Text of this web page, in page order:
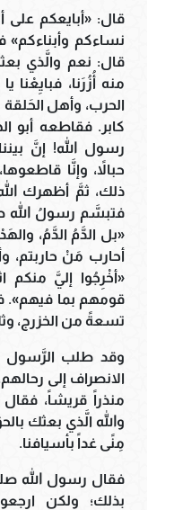
قال: «أبايعكم
نساءكم وأبناءكم»
قال: نعم والَّذي
منه أُزُرَنا،
الحرب، وأهل الحَلقة
كابر. فقاطعه أبو
رسول الله! إنَّ
حبالاً، وإنَّا
ذلك، ثمَّ أظهرك
فتبسَّم رسولُ الله
«بل الدَّمُ الدَّمُ،
أحارب مَنْ حاربتم،
«أخْرِجُوا إليَّ منكم
قومهم بما فيهم».
تسعةً من الخزرج،
وقد طلب الرَّسول
الانصراف إلى
منذراً قريشاً،
والله الَّذي بعثك
مِنًى غداً بأسيافنا.
فقال رسول الله
بذلك؛ ولكن